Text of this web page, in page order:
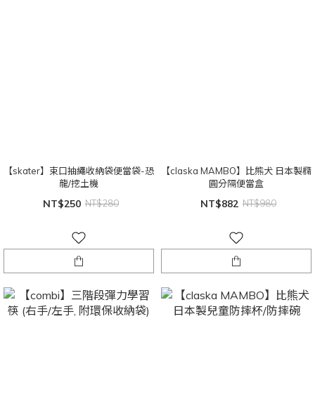
【skater】束口抽繩收納袋便當袋-恐
龍/挖土機
NT$250 NT$280
【claska MAMBO】比熊犬 日本製橢
圓分隔便當盒
NT$882 NT$980